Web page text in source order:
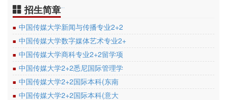
招生简章
■ 中国传媒大学新闻与传播专业2+2
■ 中国传媒大学数字媒体艺术专业2+
■ 中国传媒大学商科专业2+2留学项
■ 中国传媒大学2+2悉尼国际管理学
■ 中国传媒大学2+2国际本科(东南
■ 中国传媒大学2+2国际本科(意大